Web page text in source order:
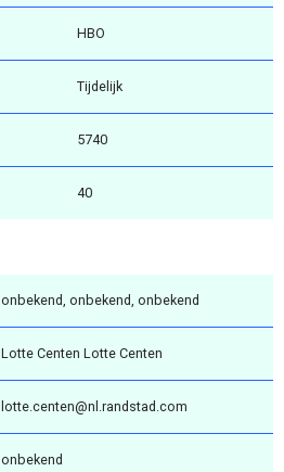
HBO
Tijdelijk
5740
40
onbekend, onbekend, onbekend
Lotte Centen Lotte Centen
lotte.centen@nl.randstad.com
onbekend